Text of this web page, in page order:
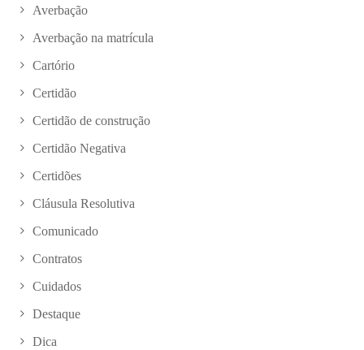
Averbação
Averbação na matrícula
Cartório
Certidão
Certidão de construção
Certidão Negativa
Certidões
Cláusula Resolutiva
Comunicado
Contratos
Cuidados
Destaque
Dica